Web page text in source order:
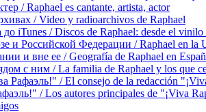
/ Raphael es cantante, artista, actor
/ Video y radioarchivos de Raphael
iTunes / Discos de Raphael: desde el vinilo
и Российской Федерации / Raphael en la
и вне ее / Geografía de Raphael en
с ним / La familia de Raphael y los que
Рафаэль!" / El consejo de la redacción
/ Los autores principales de "¡Viva